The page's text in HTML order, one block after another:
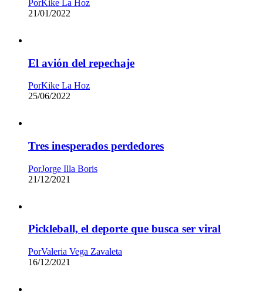
PorKike La Hoz
21/01/2022
El avión del repechaje
PorKike La Hoz
25/06/2022
Tres inesperados perdedores
PorJorge Illa Boris
21/12/2021
Pickleball, el deporte que busca ser viral
PorValeria Vega Zavaleta
16/12/2021